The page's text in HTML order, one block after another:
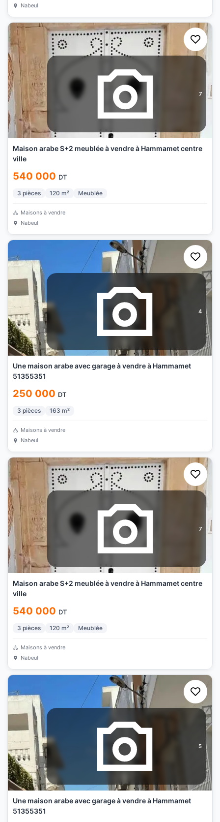
Nabeul
7
Maison arabe S+2 meublée à vendre à Hammamet centre
ville
540 000 DT
3 pièces 120 m² Meublée
Maisons à vendre
Nabeul
4
Une maison arabe avec garage à vendre à Hammamet
51355351
250 000 DT
3 pièces 163 m²
Maisons à vendre
Nabeul
7
Maison arabe S+2 meublée à vendre à Hammamet centre
ville
540 000 DT
3 pièces 120 m² Meublée
Maisons à vendre
Nabeul
5
Une maison arabe avec garage à vendre à Hammamet
51355351